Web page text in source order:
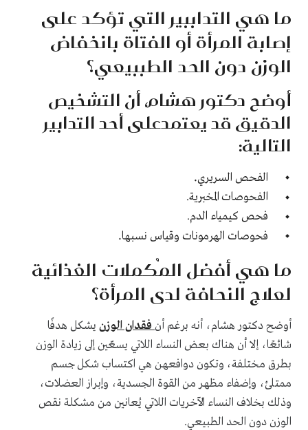
ما هي التداببير التي تؤكد على
إصابة المرأة أو الفتاة بانخفاض
الوزن دون الحد الطببيعي؟
أوضح دكتور هشام، أن التشخيص
الدقيق قد يعتمدعلى أحد التدابير
التالية:
الفحص السريري.
الفحوصات المخبرية.
فحص كيمياء الدم.
فحوصات الهرمونات وقياس نسبها.
ما هي أفضل المُكملات الغذائية
لعلاج النحافة لدى المرأة؟
أوضح دكتور هشام، أنه برغم أن فقدان الوزن يشكل هدفًا
شائعًا، إلا أن هناك بعض النساء اللاتي يسعّين إلى زيادة الوزن
بطرق مختلفة، وتكون دوافعهن هي اكتساب شكل جسم
ممتلئ، وإضفاء مظهر من القوة الجسدية، وإبراز العضلات،
وذلك بخلاف النساء الآخريات اللاتي يُعانين من مشكلة نقص
الوزن دون الحد الطبيعي.